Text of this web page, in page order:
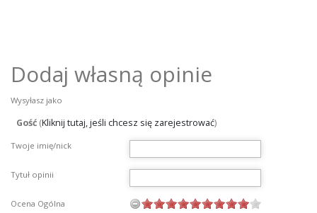
Dodaj własną opinie
Wysyłasz jako
Gość (Kliknij tutaj, jeśli chcesz się zarejestrować)
Twoje imię/nick
Tytuł opinii
Ocena Ogólna